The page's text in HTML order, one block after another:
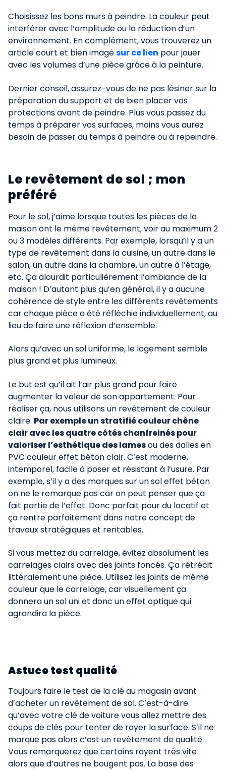
Choisissez les bons murs à peindre. La couleur peut
interférer avec l’amplitude ou la réduction d’un
environnement. En complément, vous trouverez un
article court et bien imagésur ce lien pour jouer
avec les volumes d’une pièce grâce à la peinture.
Dernier conseil, assurez-vous de ne pas lésiner sur la
préparation du support et de bien placer vos
protections avant de peindre. Plus vous passez du
temps à préparer vos surfaces, moins vous aurez
besoin de passer du temps à peindre ou à repeindre.
Le revêtement de sol ; mon
préféré​
Pour le sol, j’aime lorsque toutes les pièces de la
maison ont le même revêtement, voir au maximum 2
ou 3 modèles différents. Par exemple, lorsqu’il y a un
type de revêtement dans la cuisine, un autre dans le
salon, un autre dans la chambre, un autre à l’étage,
etc. Ça alourdit particulièrement l’ambiance de la
maison ! D’autant plus qu’en général, il y a aucune
cohérence de style entre les différents revêtements
car chaque pièce a été réfléchie individuellement, au
lieu de faire une réflexion d’ensemble.
Alors qu’avec un sol uniforme, le logement semble
plus grand et plus lumineux.
Le but est qu’il ait l’air plus grand pour faire
augmenter la valeur de son appartement. Pour
réaliser ça, nous utilisons un revêtement de couleur
claire. Par exemple un stratifié couleur chêne
clair avec les quatre côtés chanfreinés pour
valoriser l’esthétique des lamesou des dalles en
PVC couleur effet béton clair. C’est moderne,
intemporel, facile à poser et résistant à l’usure. Par
exemple, s’il y a des marques sur un sol effet béton
on ne le remarque pas car on peut penser que ça
fait partie de l’effet. Donc parfait pour du locatif et
ça rentre parfaitement dans notre concept de
travaux stratégiques et rentables.
Si vous mettez du carrelage, évitez absolument les
carrelages clairs avec des joints foncés. Ça rétrécit
littéralement une pièce. Utilisez les joints de même
couleur que le carrelage, car visuellement ça
donnera un sol uni et donc un effet optique qui
agrandira la pièce.
Astuce test qualité​
Toujours faire le test de la clé au magasin avant
d’acheter un revêtement de sol. C’est-à-dire
qu’avec votre clé de voiture vous allez mettre des
coups de clés pour tenter de rayer la surface. S’il ne
marque pas alors c’est un revêtement de qualité.
Vous remarquerez que certains rayent très vite
alors que d’autres ne bougent pas. La base des